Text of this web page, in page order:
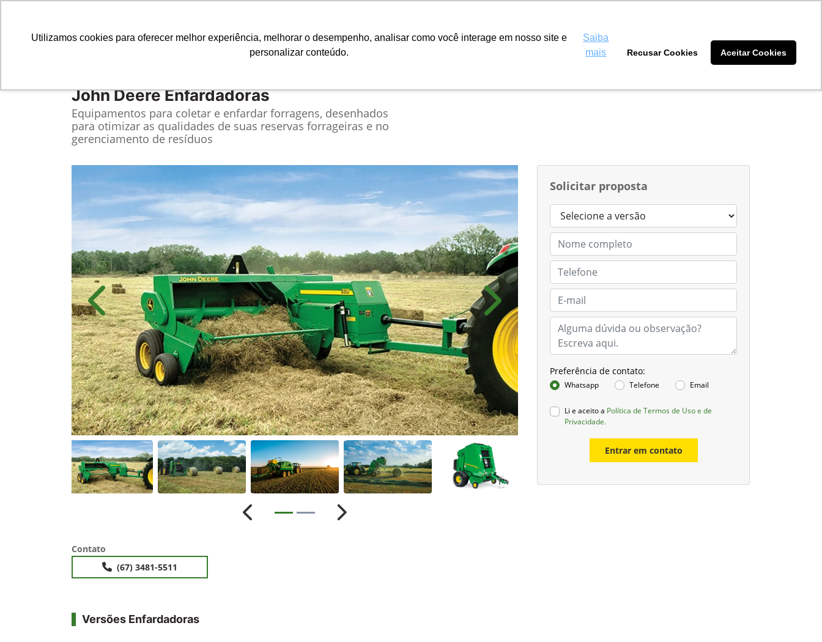
Utilizamos cookies para oferecer melhor experiência, melhorar o desempenho, analisar como você interage em nosso site e
personalizar conteúdo.
Saiba
mais
Recusar Cookies Aceitar Cookies
Seminovos Blog Sobre nós
John DeereEnfardadoras
Equipamentos para coletar e enfardar forragens, desenhados
para otimizar as qualidades de suas reservas forrageiras e no
gerenciamento de resíduos
Solicitar proposta
Preferência de contato:
Whatsapp Telefone Email
Li e aceito a Política de Termos de Uso e de
Privacidade.
Entrar em contato
Anterior Próximo
Anterior Próximo
Contato
(67) 3481-5511
Versões Enfardadoras